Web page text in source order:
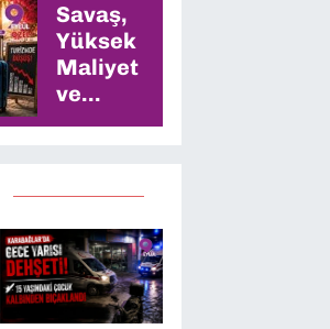
Savaş,
Yüksek
Maliyet
ve
Müşteri
Vurdu